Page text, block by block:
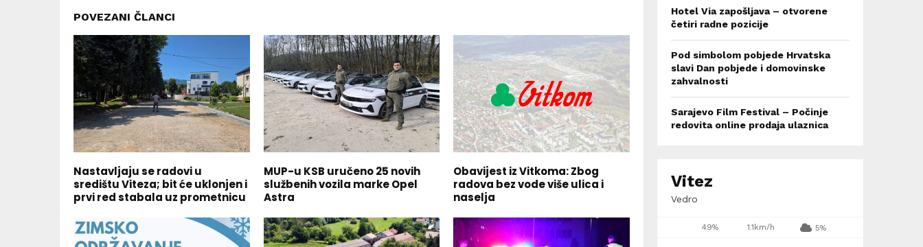
POVEZANI ČLANCI
Nastavljaju se radovi u
središtu Viteza; bit će uklonjen i
prvi red stabala uz prometnicu
MUP-u KSB uručeno 25 novih
službenih vozila marke Opel
Astra
Obavijest iz Vitkoma: Zbog
radova bez vode više ulica i
naselja
Hotel Via zapošljava – otvorene
četiri radne pozicije
Pod simbolom pobjede Hrvatska
slavi Dan pobjede i domovinske
zahvalnosti
Sarajevo Film Festival – Počinje
redovita online prodaja ulaznica
Vitez
Vedro
49% 1.1km/h 5%